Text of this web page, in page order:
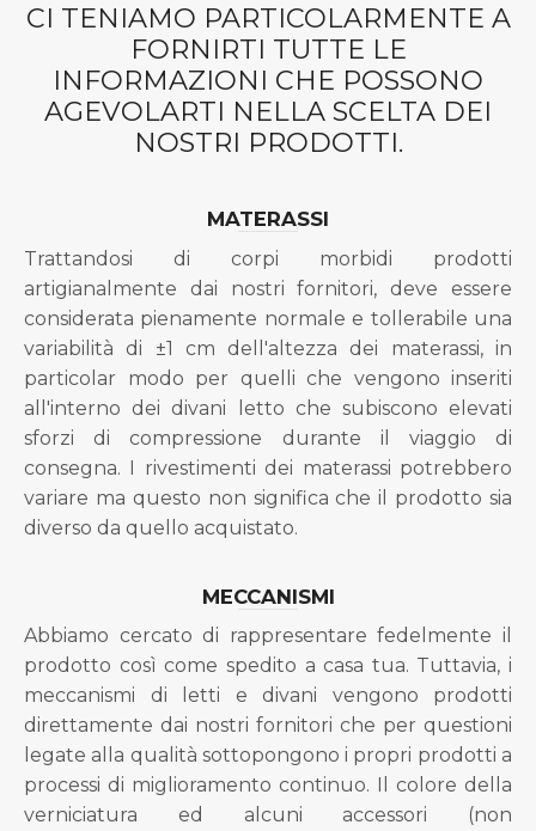
CI TENIAMO PARTICOLARMENTE A
FORNIRTI TUTTE LE
INFORMAZIONI CHE POSSONO
AGEVOLARTI NELLA SCELTA DEI
NOSTRI PRODOTTI.
MATERASSI
Trattandosi di corpi morbidi prodotti
artigianalmente dai nostri fornitori, deve essere
considerata pienamente normale e tollerabile una
variabilità di ±1 cm dell'altezza dei materassi, in
particolar modo per quelli che vengono inseriti
all'interno dei divani letto che subiscono elevati
sforzi di compressione durante il viaggio di
consegna. I rivestimenti dei materassi potrebbero
variare ma questo non significa che il prodotto sia
diverso da quello acquistato.
MECCANISMI
Abbiamo cercato di rappresentare fedelmente il
prodotto così come spedito a casa tua. Tuttavia, i
meccanismi di letti e divani vengono prodotti
direttamente dai nostri fornitori che per questioni
legate alla qualità sottopongono i propri prodotti a
processi di miglioramento continuo. Il colore della
verniciatura ed alcuni accessori (non